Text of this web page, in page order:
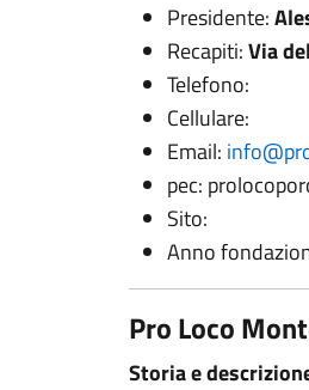
Presidente:
Recapiti:Via
Telefono:
Cellulare:
Email:
pec:
Sito:
Anno
Pro Loco
Storia e